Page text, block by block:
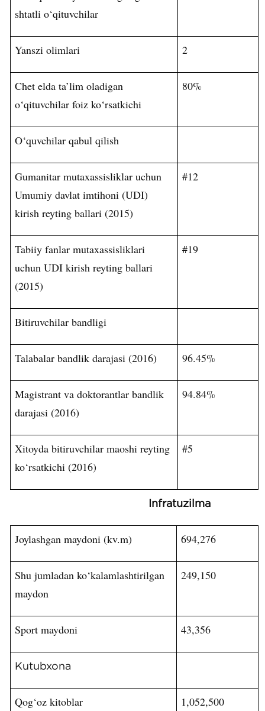
shtatli o‘qituvchilar
Yanszi olimlari 2
Chet elda ta’lim oladigan
o‘qituvchilar foiz ko‘rsatkichi
80%
O‘quvchilar qabul qilish
Gumanitar mutaxassisliklar uchun
Umumiy davlat imtihoni (UDI)
kirish reyting ballari (2015)
#12
Tabiiy fanlar mutaxassisliklari
uchun UDI kirish reyting ballari
(2015)
#19
Bitiruvchilar bandligi
Talabalar bandlik darajasi (2016) 96.45%
Magistrant va doktorantlar bandlik
darajasi (2016)
94.84%
Xitoyda bitiruvchilar maoshi reyting
ko‘rsatkichi (2016)
#5
Infratuzilma
Joylashgan maydoni (kv.m) 694,276
Shu jumladan ko‘kalamlashtirilgan
maydon
249,150
Sport maydoni 43,356
Kutubxona
Qog‘oz kitoblar 1,052,500